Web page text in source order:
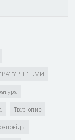
ТЕМИ
Твір-опис